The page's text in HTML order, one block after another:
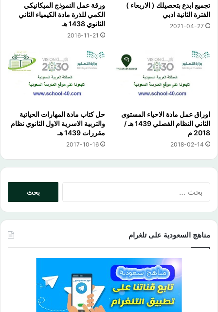
تجميع ابدع بتحصيلك ( الاربعاء )
الفترة الثانية ادبي
2021-04-27
ورقة عمل النموذج الميكانيكي
الكمي للذرة مادة الكيمياء الثاني
الثانوي 1438 هـ
2016-11-21
اوراق عمل مادة الاحياء المستوى
الثاني النظام الفصلي 1439 هـ /
2018 م
2018-02-14
حل كتاب مادة المهارات الحياتية
والتربية الاسرية الاول الثانوي نظام
مقررات 1439 هـ
2017-10-16
مناهج السعودية على تلغرام